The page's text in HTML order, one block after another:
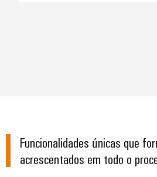
elétricos
Soluções
para
conector
PCB
engenharia
e
Funcionalidades únicas que
acrescentados em todo o